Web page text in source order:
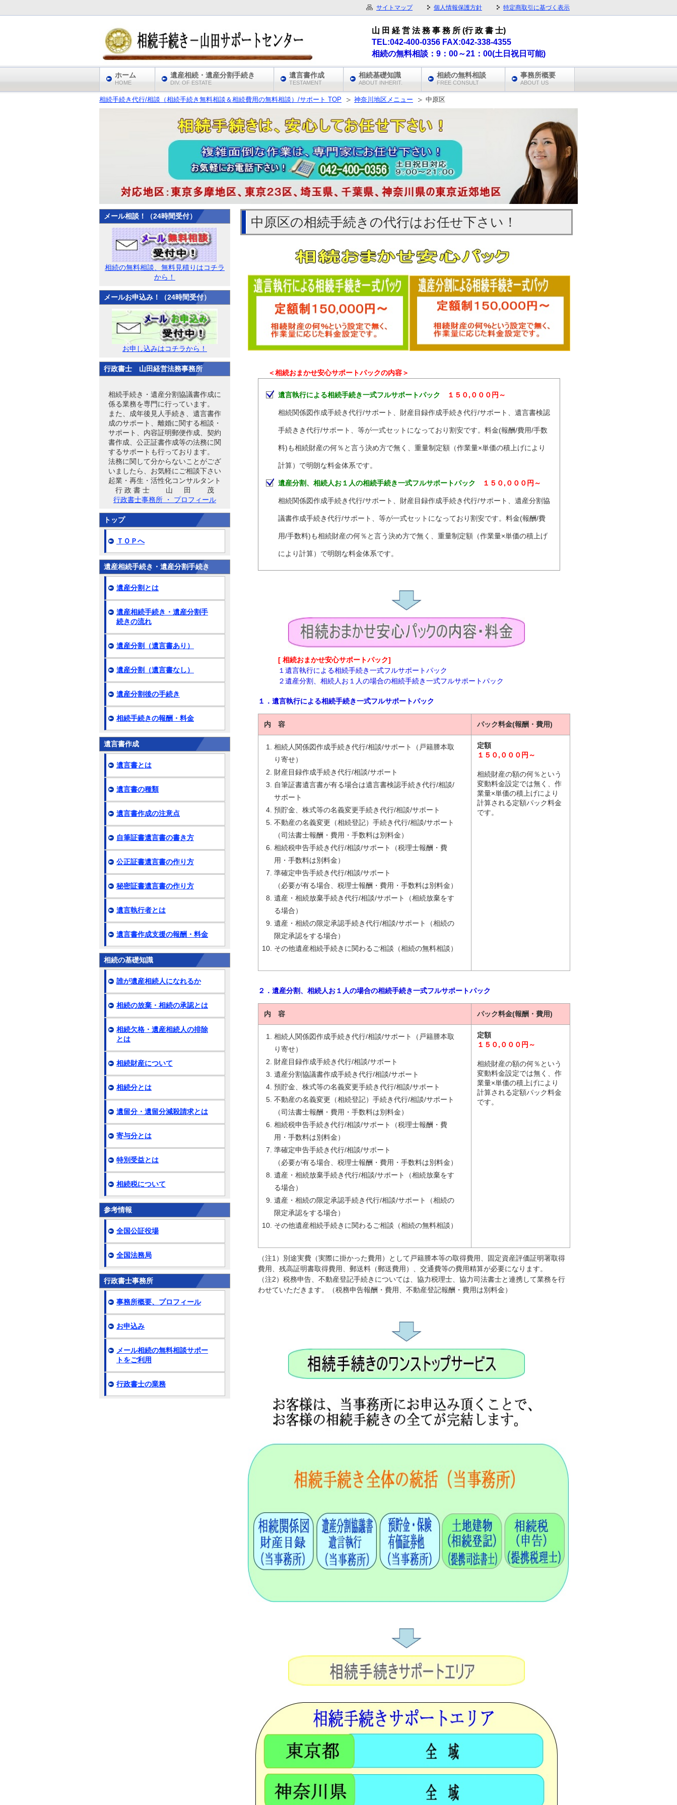
相続手続き代行/相談（相続手続き無料相談＆相続費用の無料相談）/サポート TOP 神奈川地区メニュー 中原区
中原区の相続手続きの代行はお任せ下さい！
＜相続おまかせ安心サポートパックの内容＞
遺言執行による相続手続き一式フルサポートパック １５０,０００円～
相続関係図作成手続き代行/サポート、財産目録作成手続き代行/サポート、遺言書検認
手続きき代行/サポート、等が一式セットになっており割安です。料金(報酬/費用/手数
料)も相続財産の何％と言う決め方で無く、重量制定額（作業量×単価の積上げにより
計算）で明朗な料金体系です。
遺産分割、相続人お１人の相続手続き一式フルサポートパック １５０,０００円～
相続関係図作成手続き代行/サポート、財産目録作成手続き代行/サポート、遺産分割協
議書作成手続き代行/サポート、等が一式セットになっており割安です。料金(報酬/費
用/手数料)も相続財産の何％と言う決め方で無く、重量制定額（作業量×単価の積上げ
により計算）で明朗な料金体系です。
[ 相続おまかせ安心サポートパック]
１遺言執行による相続手続き一式フルサポートパック
２遺産分割、相続人お１人の場合の相続手続き一式フルサポートパック
１．遺言執行による相続手続き一式フルサポートパック
内 容 パック料金(報酬・費用)
相続人関係図作成手続き代行/相談/サポート（戸籍謄本取
り寄せ）
財産目録作成手続き代行/相談/サポート
自筆証書遺言書が有る場合は遺言書検認手続き代行/相談/
サポート
預貯金、株式等の名義変更手続き代行/相談/サポート
不動産の名義変更（相続登記）手続き代行/相談/サポート
（司法書士報酬・費用・手数料は別料金）
相続税申告手続き代行/相談/サポート（税理士報酬・費
用・手数料は別料金）
準確定申告手続き代行/相談/サポート
（必要が有る場合、税理士報酬・費用・手数料は別料金）
遺産・相続放棄手続き代行/相談/サポート（相続放棄をす
る場合）
遺産・相続の限定承認手続き代行/相談/サポート（相続の
限定承認をする場合）
その他遺産相続手続きに関わるご相談（相続の無料相談）
定額
１５０,０００円～
相続財産の額の何％という
変動料金設定では無く、作
業量×単価の積上げにより
計算される定額パック料金
です。
２．遺産分割、相続人お１人の場合の相続手続き一式フルサポートパック
内 容 パック料金(報酬・費用)
相続人関係図作成手続き代行/相談/サポート（戸籍謄本取
り寄せ）
財産目録作成手続き代行/相談/サポート
遺産分割協議書作成手続き代行/相談/サポート
預貯金、株式等の名義変更手続き代行/相談/サポート
不動産の名義変更（相続登記）手続き代行/相談/サポート
（司法書士報酬・費用・手数料は別料金）
相続税申告手続き代行/相談/サポート（税理士報酬・費
用・手数料は別料金）
準確定申告手続き代行/相談/サポート
（必要が有る場合、税理士報酬・費用・手数料は別料金）
遺産・相続放棄手続き代行/相談/サポート（相続放棄をす
る場合）
遺産・相続の限定承認手続き代行/相談/サポート（相続の
限定承認をする場合）
その他遺産相続手続きに関わるご相談（相続の無料相談）
定額
１５０,０００円～
相続財産の額の何％という
変動料金設定では無く、作
業量×単価の積上げにより
計算される定額パック料金
です。
（注1）別途実費（実際に掛かった費用）として戸籍謄本等の取得費用、固定資産評価証明署取得
費用、残高証明書取得費用、郵送料（郵送費用）、交通費等の費用精算が必要になります。
（注2）税務申告、不動産登記手続きについては、協力税理士、協力司法書士と連携して業務を行
わせていただきます。（税務申告報酬・費用、不動産登記報酬・費用は別料金）
メール相談！（24時間受付）
相続の無料相談、無料見積りはコチラ
から！
メールお申込み！（24時間受付）
お申し込みはコチラから！
行政書士 山田経営法務事務所
相続手続き・遺産分割協議書作成に
係る業務を専門に行っています。
また、成年後見人手続き、遺言書作
成のサポート、離婚に関する相談・
サポート、内容証明郵便作成、契約
書作成、公正証書作成等の法務に関
するサポートも行っております。
法務に関して分からないことがござ
いましたら、お気軽にご相談下さい
起業・再生・活性化コンサルタント
行 政 書 士 山 田 茂
行政書士事務所 ・ プロフィール
トップ
ＴＯＰへ
遺産相続手続き・遺産分割手続き
遺産分割とは
遺産相続手続き・遺産分割手
続きの流れ
遺産分割（遺言書あり）
遺産分割（遺言書なし）
遺産分割後の手続き
相続手続きの報酬・料金
遺言書作成
遺言書とは
遺言書の種類
遺言書作成の注意点
自筆証書遺言書の書き方
公正証書遺言書の作り方
秘密証書遺言書の作り方
遺言執行者とは
遺言書作成支援の報酬・料金
相続の基礎知識
誰が遺産相続人になれるか
相続の放棄・相続の承認とは
相続欠格・遺産相続人の排除
とは
相続財産について
相続分とは
遺留分・遺留分減殺請求とは
寄与分とは
特別受益とは
相続税について
参考情報
全国公証役場
全国法務局
行政書士事務所
事務所概要、プロフィール
お申込み
メール相続の無料相談サポー
トをご利用
行政書士の業務
サイトマップ 個人情報保護方針 特定商取引に基づく表示
山 田 経 営 法 務 事 務 所 (行 政 書 士)
TEL:042-400-0356 FAX:042-338-4355
相続の無料相談：9：00～21：00(土日祝日可能)
ホーム
HOME
遺産相続・遺産分割手続き
DIV. OF ESTATE
遺言書作成
TESTAMENT
相続基礎知識
ABOUT INHERIT.
相続の無料相談
FREE CONSULT
事務所概要
ABOUT US